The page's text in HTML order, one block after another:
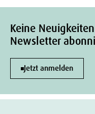
Keine
Newsletter
Jetzt anmelden